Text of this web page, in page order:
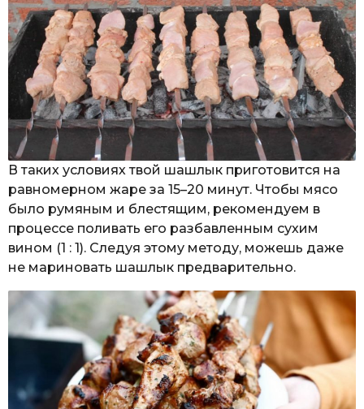
В таких условиях твой шашлык приготовится на
равномерном жаре за 15–20 минут. Чтобы мясо
было румяным и блестящим, рекомендуем в
процессе поливать его разбавленным сухим
вином (1 : 1). Следуя этому методу, можешь даже
не мариновать шашлык предварительно.